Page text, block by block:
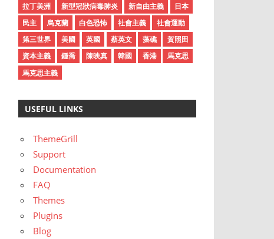
拉丁美洲
新型冠狀病毒肺炎 新自由主義
日本
民主
烏克蘭 白色恐怖 社會主義
社會運動
第三世界
美國 英國 蔡英文 藻礁
賀照田
資本主義
鍾喬 陳映真 韓國 香港
馬克思
馬克思主義
USEFUL LINKS
ThemeGrill
Support
Documentation
FAQ
Themes
Plugins
Blog